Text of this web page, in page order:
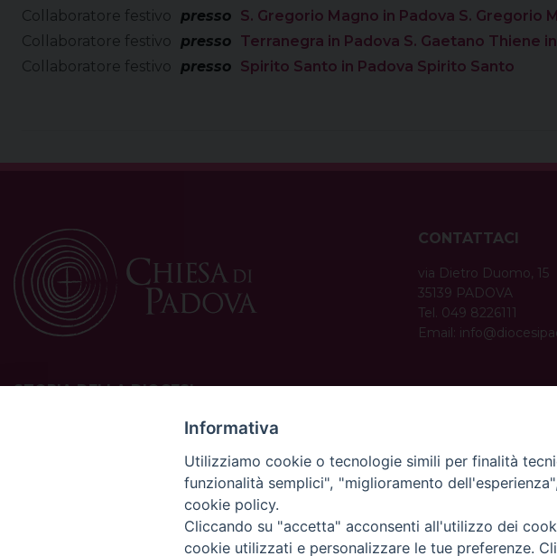
Collaboratore festivo
presso S. Gregorio Magno in Padova S. Gregorio
Collaboratore festivo
presso Terranegra in Padova S. Gaetano Thiene
Collaboratore festivo
presso Spirito Santo in Padova Spirito Santo
STORIA DELLA DIOCESI
La Diocesi di Padova è una sede della Chiesa cattolica in
alla Regione Ecclesiastica Triveneto.
È costituita da 454 parrocchie situate nelle province di
Padova, Vicenza, Venezia, Treviso, Belluno.
È retta dal vescovo Claudio Cipolla.
CONTATTACI
via Dietro Duomo, 15
35139 PADOVA
Tel. 049 8226111
Email:
Informativa
Utilizziamo cookie o tecnologie simili per finalità
funzionalità semplici", "miglioramento
cookie policy.
Cliccando su "accetta" acconsenti all'utilizzo dei
cookie utilizzati e personalizzare le tue preferenze.